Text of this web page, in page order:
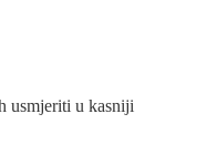
usmjeriti u kasniji